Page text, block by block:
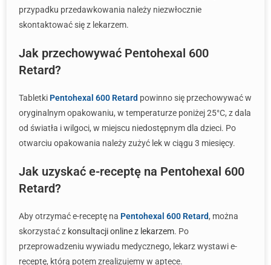
przypadku przedawkowania należy niezwłocznie
skontaktować się z lekarzem.
Jak przechowywać Pentohexal 600
Retard?
Tabletki Pentohexal 600 Retard powinno się przechowywać w
oryginalnym opakowaniu, w temperaturze poniżej 25°C, z dala
od światła i wilgoci, w miejscu niedostępnym dla dzieci. Po
otwarciu opakowania należy zużyć lek w ciągu 3 miesięcy.
Jak uzyskać e-receptę na Pentohexal 600
Retard?
Aby otrzymać e-receptę na Pentohexal 600 Retard, można
skorzystać z konsultacji online z lekarzem. Po
przeprowadzeniu wywiadu medycznego, lekarz wystawi e-
receptę, którą potem zrealizujemy w aptece.